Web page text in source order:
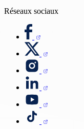
Réseaux sociaux